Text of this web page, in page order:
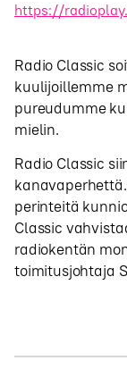
https://
Radio Classic
kuulijoillemme
pureudumme
mielin.
Radio Classic
perinteitä
Classic
radiokentän
toimitusjohtaja